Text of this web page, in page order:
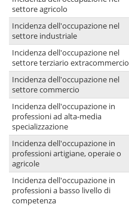
settore agricolo
Incidenza dell'occupazione nel
settore industriale
Incidenza dell'occupazione nel
settore terziario extracommercio
Incidenza dell'occupazione nel
settore commercio
Incidenza dell'occupazione in
professioni ad alta-media
specializzazione
Incidenza dell'occupazione in
professioni artigiane, operaie o
agricole
Incidenza dell'occupazione in
professioni a basso livello di
competenza